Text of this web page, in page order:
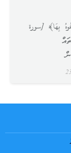
بِهَا﴾ [سورة